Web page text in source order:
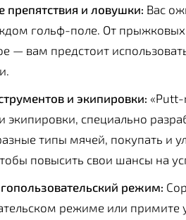
препятствия и ловушки: Вас
гольф-поле. От
— вам предстоит
и экипировки: «Putt-
экипировки, специально
типы мячей, покупать и
повысить свои шансы на
режим:
режиме или примите